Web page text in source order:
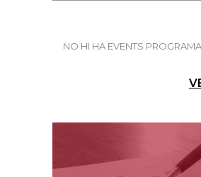
NO HI HA EVENTS